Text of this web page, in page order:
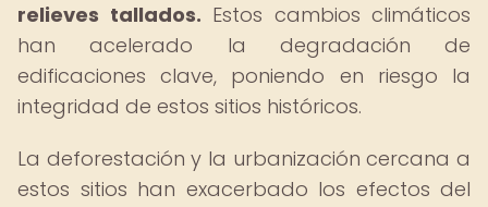
relieves tallados. Estos cambios climáticos
han acelerado la degradación de
edificaciones clave, poniendo en riesgo la
integridad de estos sitios históricos.
La deforestación y la urbanización cercana a
estos sitios han exacerbado los efectos del